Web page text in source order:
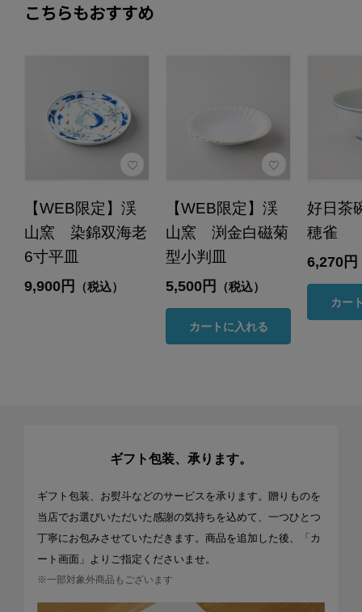
こちらもおすすめ
【WEB限定】渓
山窯 染錦双海老
6寸平皿
9,900円 （税込）
【WEB限定】渓
山窯 渕金白磁菊
型小判皿
5,500円 （税込）
カートに入れる
好日茶
穂雀
6,270円
カー
ギフト包装、承ります。
ギフト包装、お熨斗などのサービスを承ります。贈りものを
当店でお選びいただいた感謝の気持ちを込めて、一つひとつ
丁寧にお包みさせていただきます。商品を追加した後、「カ
ート画面」よりご指定くださいませ。
※一部対象外商品もございます